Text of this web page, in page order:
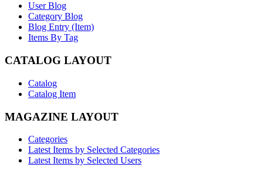
User Blog
Category Blog
Blog Entry (Item)
Items By Tag
CATALOG LAYOUT
Catalog
Catalog Item
MAGAZINE LAYOUT
Categories
Latest Items by Selected Categories
Latest Items by Selected Users